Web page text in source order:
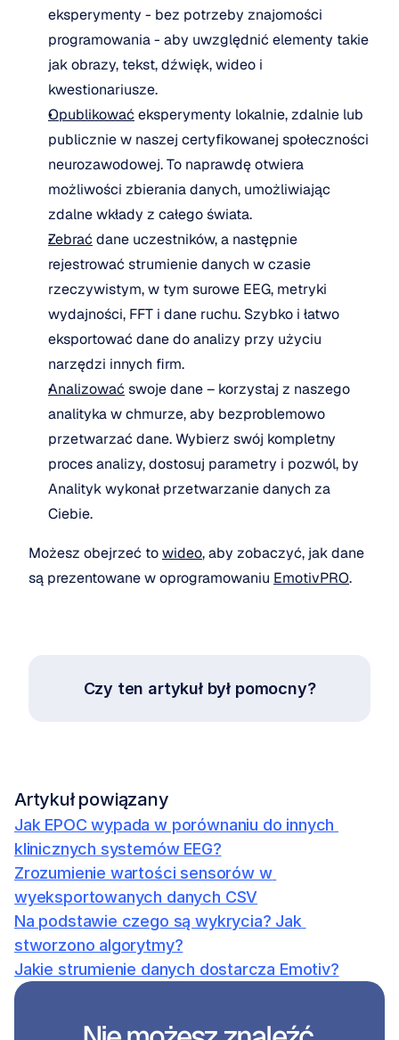
eksperymenty - bez potrzeby znajomości
programowania - aby uwzględnić elementy takie
jak obrazy, tekst, dźwięk, wideo i
kwestionariusze.
Opublikować eksperymenty lokalnie, zdalnie lub
publicznie w naszej certyfikowanej społeczności
neurozawodowej. To naprawdę otwiera
możliwości zbierania danych, umożliwiając
zdalne wkłady z całego świata.
Zebrać dane uczestników, a następnie
rejestrować strumienie danych w czasie
rzeczywistym, w tym surowe EEG, metryki
wydajności, FFT i dane ruchu. Szybko i łatwo
eksportować dane do analizy przy użyciu
narzędzi innych firm.
Analizować swoje dane – korzystaj z naszego
analityka w chmurze, aby bezproblemowo
przetwarzać dane. Wybierz swój kompletny
proces analizy, dostosuj parametry i pozwól, by
Analityk wykonał przetwarzanie danych za
Ciebie.
Możesz obejrzeć to wideo, aby zobaczyć, jak dane
są prezentowane w oprogramowaniu EmotivPRO.
Czy ten artykuł był pomocny?
Artykuł powiązany
Jak EPOC wypada w porównaniu do innych
klinicznych systemów EEG?
Zrozumienie wartości sensorów w
wyeksportowanych danych CSV
Na podstawie czego są wykrycia? Jak
stworzono algorytmy?
Jakie strumienie danych dostarcza Emotiv?